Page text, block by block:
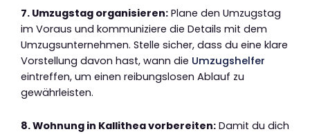
7. Umzugstag organisieren: Plane den Umzugstag
im Voraus und kommuniziere die Details mit dem
Umzugsunternehmen. Stelle sicher, dass du eine klare
Vorstellung davon hast, wann die Umzugshelfer
eintreffen, um einen reibungslosen Ablauf zu
gewährleisten.
8. Wohnung in Kallithea vorbereiten: Damit du dich